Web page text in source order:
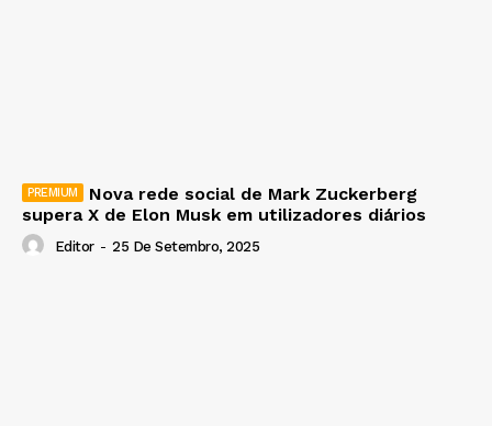
Nova rede social de Mark Zuckerberg
supera X de Elon Musk em utilizadores diários
Editor - 25 De Setembro, 2025